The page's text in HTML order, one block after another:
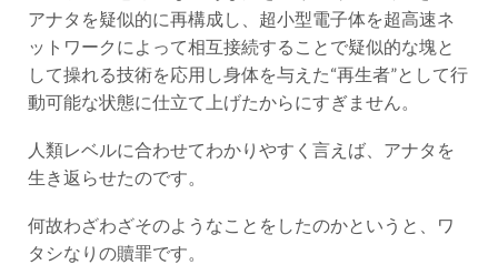
アナタを疑似的に再構成し、超小型電子体を超高速ネ
ットワークによって相互接続することで疑似的な塊と
して操れる技術を応用し身体を与えた“再生者”として行
動可能な状態に仕立て上げたからにすぎません。
人類レベルに合わせてわかりやすく言えば、アナタを
生き返らせたのです。
何故わざわざそのようなことをしたのかというと、ワ
タシなりの贖罪です。